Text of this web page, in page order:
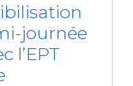
journée
l’EPT